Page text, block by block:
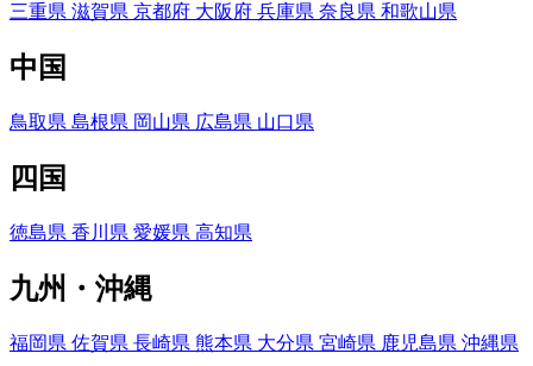
三重県 滋賀県 京都府 大阪府 兵庫県 奈良県 和歌山県
中国
鳥取県 島根県 岡山県 広島県 山口県
四国
徳島県 香川県 愛媛県 高知県
九州・沖縄
福岡県 佐賀県 長崎県 熊本県 大分県 宮崎県 鹿児島県 沖縄県